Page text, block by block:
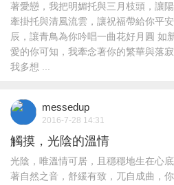
著愛戀，我把明媚托與三月枝頭，讓
牽掛托與清風流雲，讓祝福帶給你平
辰，讓青鳥為你吟唱一曲花好月
愛的你可知，我牽念著你的繁華與落
我多想 ...
messedup
2016-7-28 14:31
觸摸，光陰的溫情
光陰，唯溫情可居，且穩穩地生在心
著自然之音，舒緩有致，兀自成曲，